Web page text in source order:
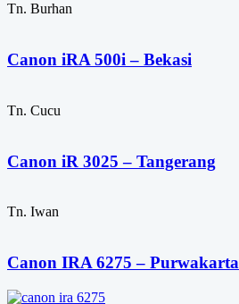
Tn. Burhan
Canon iRA 500i – Bekasi
Tn. Cucu
Canon iR 3025 – Tangerang
Tn. Iwan
Canon IRA 6275 – Purwakarta